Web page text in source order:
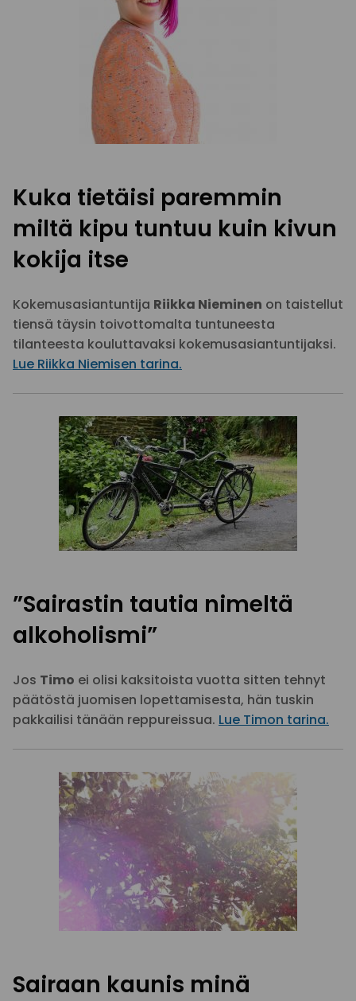
Kuka tietäisi paremmin
miltä kipu tuntuu kuin kivun
kokija itse
Kokemusasiantuntija Riikka Nieminen on taistellut
tiensä täysin toivottomalta tuntuneesta
tilanteesta kouluttavaksi kokemusasiantuntijaksi.
Lue Riikka Niemisen tarina.
”Sairastin tautia nimeltä
alkoholismi”
Jos Timo ei olisi kaksitoista vuotta sitten tehnyt
päätöstä juomisen lopettamisesta, hän tuskin
pakkailisi tänään reppureissua. Lue Timon tarina.
Sairaan kaunis minä